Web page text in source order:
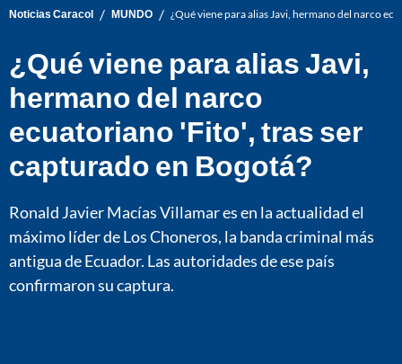
Noticias Caracol / MUNDO / ¿Qué viene para alias Javi, hermano del narco
¿Qué viene para alias Javi,
hermano del narco
ecuatoriano 'Fito', tras ser
capturado en Bogotá?
Ronald Javier Macías Villamar es en la actualidad el
máximo líder de Los Choneros, la banda criminal más
antigua de Ecuador. Las autoridades de ese país
confirmaron su captura.